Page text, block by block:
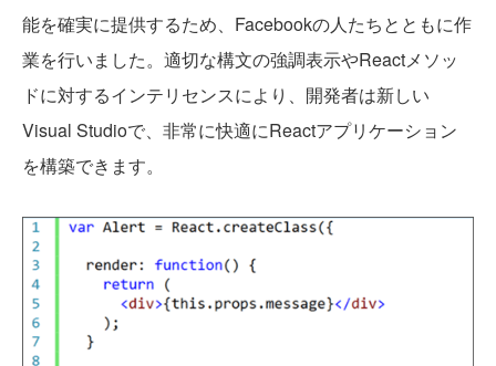
能を確実に提供するため、Facebookの人たちとともに作
業を行いました。適切な構文の強調表示やReactメソッ
ドに対するインテリセンスにより、開発者は新しい
Visual Studioで、非常に快適にReactアプリケーション
を構築できます。